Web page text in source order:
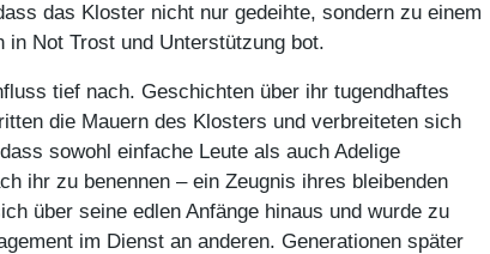
das Kloster nicht nur gedeihte, sondern zu einem
Not Trost und Unterstützung bot.
tief nach. Geschichten über ihr tugendhaftes
die Mauern des Klosters und verbreiteten sich
sowohl einfache Leute als auch Adelige
ihr zu benennen – ein Zeugnis ihres bleibenden
über seine edlen Anfänge hinaus und wurde zu
im Dienst an anderen. Generationen später